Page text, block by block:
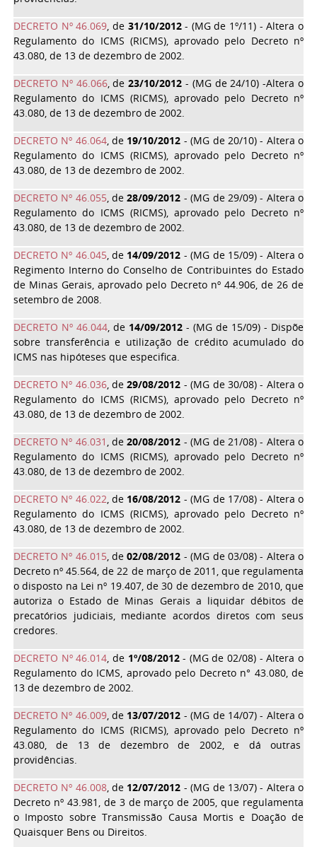
DECRETO Nº 46.069, de 31/10/2012- (MG de 1º/11) - Altera o
Regulamento do ICMS (RICMS), aprovado pelo Decreto nº
43.080, de 13 de dezembro de 2002.
DECRETO Nº 46.066, de23/10/2012 - (MG de 24/10) -Altera o
Regulamento do ICMS (RICMS), aprovado pelo Decreto nº
43.080, de 13 de dezembro de 2002.
DECRETO Nº 46.064, de 19/10/2012 - (MG de 20/10) - Altera o
Regulamento do ICMS (RICMS), aprovado pelo Decreto nº
43.080, de 13 de dezembro de 2002.
DECRETO Nº 46.055, de28/09/2012 - (MG de 29/09) - Altera o
Regulamento do ICMS (RICMS), aprovado pelo Decreto nº
43.080, de 13 de dezembro de 2002.
DECRETO Nº 46.045, de 14/09/2012 - (MG de 15/09) - Altera o
Regimento Interno do Conselho de Contribuintes do Estado
de Minas Gerais, aprovado pelo Decreto nº 44.906, de 26 de
setembro de 2008.
DECRETO Nº 46.044, de 14/09/2012 - (MG de 15/09) - Dispõe
sobre transferência e utilização de crédito acumulado do
ICMS nas hipóteses que especifica.
DECRETO Nº 46.036, de29/08/2012 - (MG de 30/08) - Altera o
Regulamento do ICMS (RICMS), aprovado pelo Decreto nº
43.080, de 13 de dezembro de 2002.
DECRETO Nº 46.031 , de20/08/2012 - (MG de 21/08) - Altera o
Regulamento do ICMS (RICMS), aprovado pelo Decreto nº
43.080, de 13 de dezembro de 2002.
DECRETO Nº 46.022, de 16/08/2012 - (MG de 17/08) - Altera o
Regulamento do ICMS (RICMS), aprovado pelo Decreto nº
43.080, de 13 de dezembro de 2002.
DECRETO Nº 46.015, de02/08/2012 - (MG de 03/08) - Altera o
Decreto nº 45.564, de 22 de março de 2011, que regulamenta
o disposto na Lei nº 19.407, de 30 de dezembro de 2010, que
autoriza o Estado de Minas Gerais a liquidar débitos de
precatórios judiciais, mediante acordos diretos com seus
credores.
DECRETO Nº 46.014, de 1º/08/2012- (MG de 02/08) - Altera o
Regulamento do ICMS, aprovado pelo Decreto n° 43.080, de
13 de dezembro de 2002.
DECRETO Nº 46.009, de 13/07/2012 - (MG de 14/07) - Altera o
Regulamento do ICMS (RICMS), aprovado pelo Decreto nº
43.080, de 13 de dezembro de 2002, e dá outras
providências.
DECRETO Nº 46.008, de 12/07/2012 - (MG de 13/07) - Altera o
Decreto nº 43.981, de 3 de março de 2005, que regulamenta
o Imposto sobre Transmissão Causa Mortis e Doação de
Quaisquer Bens ou Direitos.